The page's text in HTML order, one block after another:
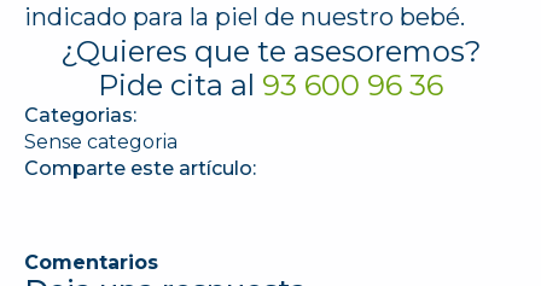
indicado para la piel de nuestro bebé.
¿Quieres que te asesoremos?
Pide cita al 93 600 96 36
Categorias:
Sense categoria
Comparte este artículo:
Comentarios